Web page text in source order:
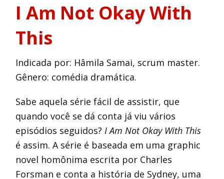
I Am Not Okay With
This
Indicada por: Hâmila Samai, scrum master.
Gênero: comédia dramática.
Sabe aquela série fácil de assistir, que
quando você se dá conta já viu vários
episódios seguidos?I Am Not Okay With This
é assim. A série é baseada em uma graphic
novel homônima escrita por Charles
Forsman e conta a história de Sydney, uma